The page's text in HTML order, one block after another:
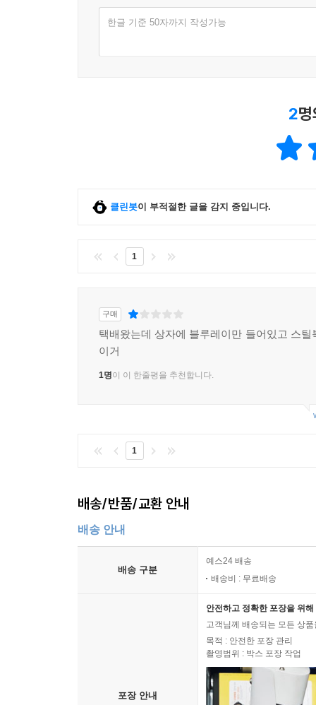
한글 기준 50자까지 작성가능
2
클린봇이 부적절한 글을 감지 중입니다.
1
구매
택배왔는데 상자에 블루레이만 들어있고 스틸
이거
1명이 이 한줄평을 추천합니다.
1
배송/반품/교환 안내
배송 안내
배송 구분
예스24 배송
배송비 : 무료배송
포장 안내
안전하고 정확한 포장을 위
고객님께 배송되는 모든 상
목적 : 안전한 포장 관리
촬영범위 : 박스 포장 작업